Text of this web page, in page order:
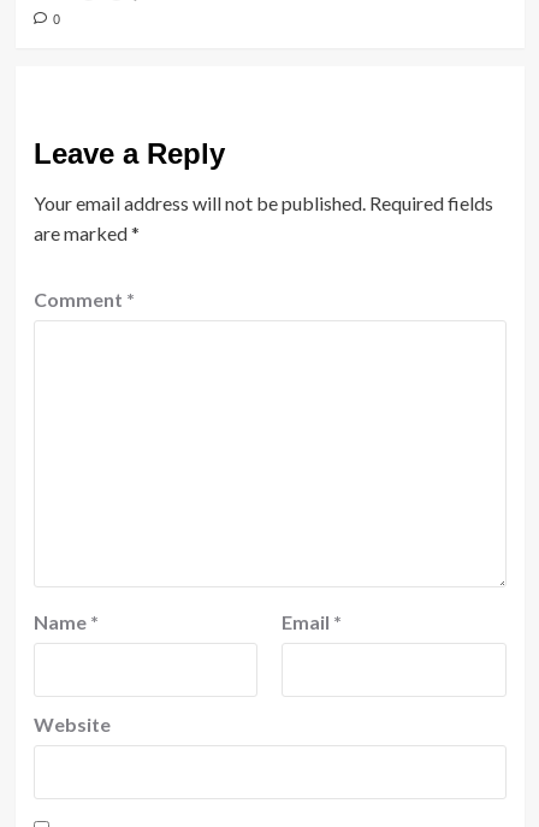
0
Leave a Reply
Your email address will not be published. Required fields
are marked*
Comment *
Name * Email *
Website